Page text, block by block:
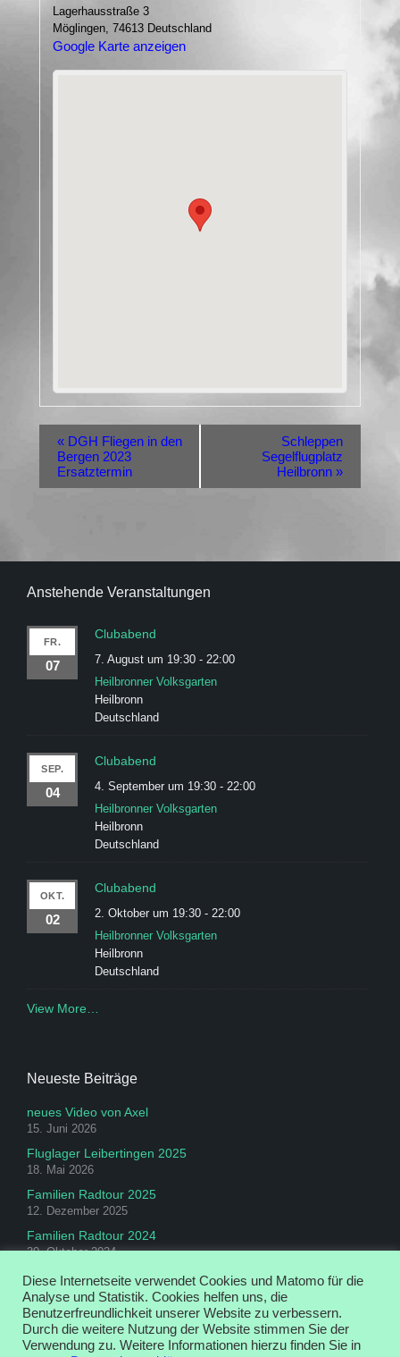
Lagerhausstraße 3
Möglingen, 74613 Deutschland
Google Karte anzeigen
« DGH Fliegen in den
Bergen 2023
Ersatztermin
Schleppen
Segelflugplatz
Heilbronn »
Anstehende Veranstaltungen
FR.
07
Clubabend
7. August um 19:30 -22:00
Heilbronner Volksgarten
Heilbronn
Deutschland
SEP.
04
Clubabend
4. September um 19:30 -22:00
Heilbronner Volksgarten
Heilbronn
Deutschland
OKT.
02
Clubabend
2. Oktober um 19:30 -22:00
Heilbronner Volksgarten
Heilbronn
Deutschland
View More…
Neueste Beiträge
neues Video von Axel
15. Juni 2026
Fluglager Leibertingen 2025
18. Mai 2026
Familien Radtour 2025
12. Dezember 2025
Familien Radtour 2024
30. Oktober 2024
Login für die Admins
Diese Internetseite verwendet Cookies und Matomo für die
Analyse und Statistik. Cookies helfen uns, die
Benutzerfreundlichkeit unserer Website zu verbessern.
Durch die weitere Nutzung der Website stimmen Sie der
Verwendung zu. Weitere Informationen hierzu finden Sie in